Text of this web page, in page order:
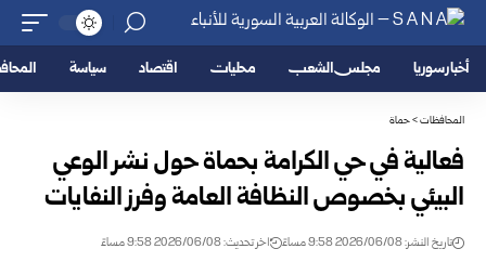
أخبار سوريا مجلس الشعب محليات اقتصاد سياسة
المحافظات>حماة
فعالية في حي الكرامة بحماة حول نشر الوعي
البيئي بخصوص النظافة العامة وفرز النفايات
تاريخ النشر: 2026/06/08 9:58 مساءً اخر تحديث: 2026/06/08 9:58 مساءً